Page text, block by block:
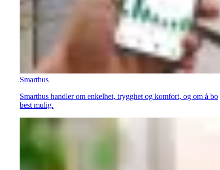
Smarthus
Smarthus handler om enkelhet, trygghet og komfort, og om å bo
best mulig.